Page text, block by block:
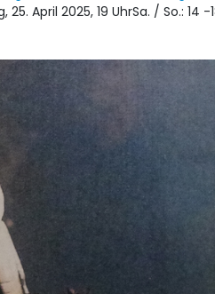
25. April 2025, 19 UhrSa. / So.: 14 -